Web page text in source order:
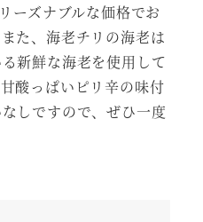
ーズナブルな価格でお
た、海老チリの海老は
新鮮な海老を使用して
酸っぱいピリ辛の味付
しですので、ぜひ一度